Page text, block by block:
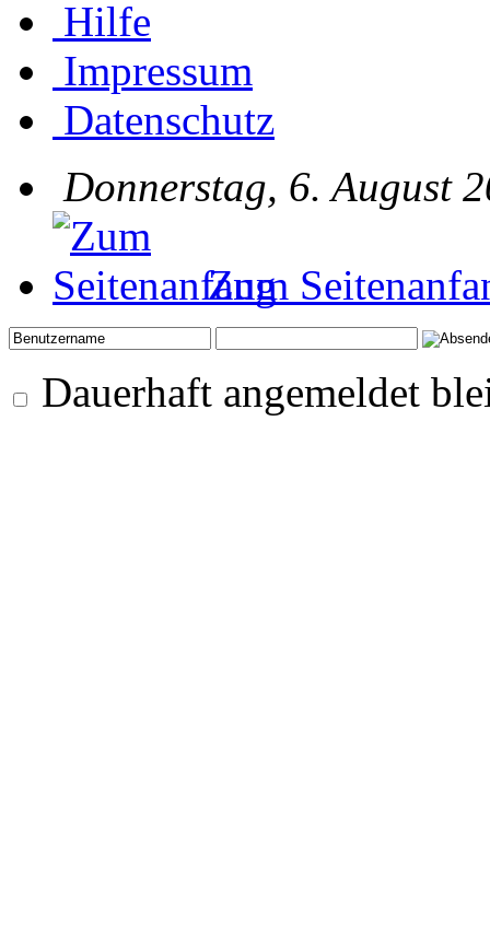
Hilfe
Impressum
Datenschutz
Donnerstag, 6. August
Zum
Dauerhaft angemeldet